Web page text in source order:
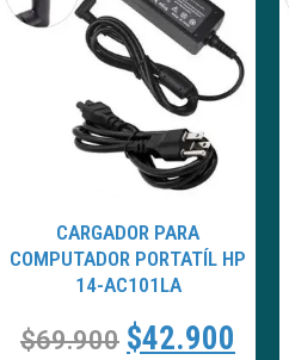
CARGADOR PARA
COMPUTADOR PORTATÍL HP
14-AC101LA
$69.900 $42.900